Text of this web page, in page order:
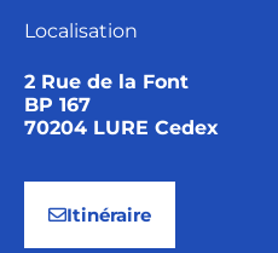
Localisation
2 Rue de la Font
BP 167
70204 LURE Cedex
Itinéraire